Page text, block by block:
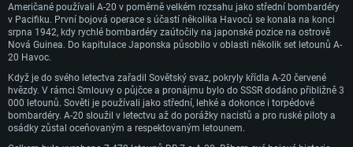
Doporučené
OS: Windows 10/11 (64bitový)
Procesor: Intel Core i5 nebo Ryzen 5 3600 a lepší
Operační paměť: 16 GB
Grafická karta: podpora DirectX 11: Nvidia GeForce 1060 a lepší, Radeon RX
570 a lepší
Doporučené
OS: Mac OS Big Sur 11.0 nebo novější
Procesor: Core i7 (Intel Xeon není podporován)
Operační paměť: 8 GB
Grafická karta: Radeon Vega II nebo výkonnější s podporou Metal.
Připojení: Širokopásmové připojení
Místo na disku: 22,1 GB
Doporučené
Procesor: Intel Core i7
Operační paměť: 16 GB
Grafická karta: NVIDIA 1060 s nejnovějšími proprietárními ovladači (ne
staršími, než půl roku) / srovnatelná karta AMD (Radeon RX 570) s
Američané používali A-20 v poměrně velkém rozsahu jako střední bombardéry
v Pacifiku. První bojová operace s účastí několika Havoců se konala na konci
srpna 1942, kdy rychlé bombardéry zaútočily na japonské pozice na ostrově
Nová Guinea. Do kapitulace Japonska působilo v oblasti několik set letounů A-
20 Havoc.
Když je do svého letectva zařadil Sovětský svaz, pokryly křídla A-20 červené
hvězdy. V rámci Smlouvy o půjčce a pronájmu bylo do SSSR dodáno přibližně 3
000 letounů. Sověti je používali jako střední, lehké a dokonce i torpédové
bombardéry. A-20 sloužil v letectvu až do porážky nacistů a pro ruské piloty a
osádky zůstal oceňovaným a respektovaným letounem.